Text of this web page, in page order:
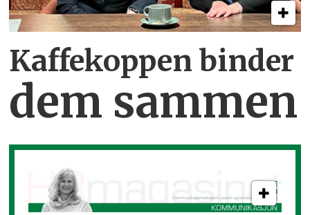
Kaffekoppen binder
dem sammen